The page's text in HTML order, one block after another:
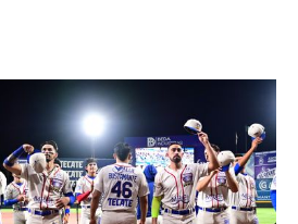
como el nuevo timonel
Los trabajos de
para